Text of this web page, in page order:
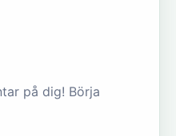
på dig! Börja